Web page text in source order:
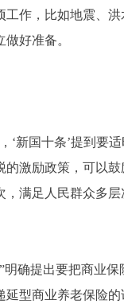
工作，比如地震、
做好准备。
国十条’提到要适
激励政策，可以
满足人民群众多
提出要把商业保
型商业养老保险